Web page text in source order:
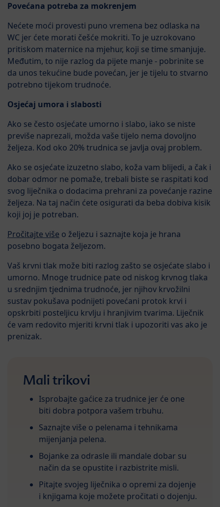
Povećana potreba za mokrenjem
Nećete moći provesti puno vremena bez odlaska na
WC jer ćete morati češće mokriti. To je uzrokovano
pritiskom maternice na mjehur, koji se time smanjuje.
Međutim, to nije razlog da pijete manje - pobrinite se
da unos tekućine bude povećan, jer je tijelu to stvarno
potrebno tijekom trudnoće.
Osjećaj umora i slabosti
Ako se često osjećate umorno i slabo, iako se niste
previše naprezali, možda vaše tijelo nema dovoljno
željeza. Kod oko 20% trudnica se javlja ovaj problem.
Ako se osjećate izuzetno slabo, koža vam blijedi, a čak i
dobar odmor ne pomaže, trebali biste se raspitati kod
svog liječnika o dodacima prehrani za povećanje razine
željeza. Na taj način ćete osigurati da beba dobiva kisik
koji joj je potreban.
Pročitajte više o željezu i saznajte koja je hrana
posebno bogata željezom.
Vaš krvni tlak može biti razlog zašto se osjećate slabo i
umorno. Mnoge trudnice pate od niskog krvnog tlaka
u srednjim tjednima trudnoće, jer njihov krvožilni
sustav pokušava podnijeti povećani protok krvi i
opskrbiti posteljicu krvlju i hranjivim tvarima. Liječnik
će vam redovito mjeriti krvni tlak i upozoriti vas ako je
prenizak.
Mali trikovi
Isprobajte gaćice za trudnice jer će one
biti dobra potpora vašem trbuhu.
Saznajte više o pelenama i tehnikama
mijenjanja pelena.
Bojanke za odrasle ili mandale dobar su
način da se opustite i razbistrite misli.
Pitajte svojeg liječnika o opremi za dojenje
i knjigama koje možete pročitati o dojenju.